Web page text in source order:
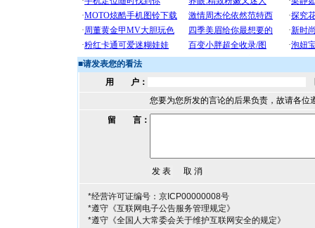
■请发表您的看法
用 户：
您要为您所发的言论的后果负责，故请各位
留 言：
*经营许可证编号：京ICP00000008号
*遵守《互联网电子公告服务管理规定》
*遵守《全国人大常委会关于维护互联网安全的规定》